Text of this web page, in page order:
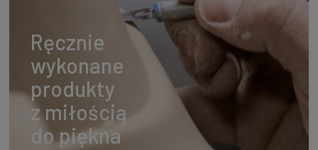
Ręcznie
wykonane
produkty
z miłością
do piękna